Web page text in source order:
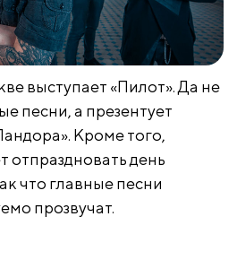
выступает «Пилот». Да не
песни, а презентует
Кроме того,
отпраздновать день
что главные песни
прозвучат.